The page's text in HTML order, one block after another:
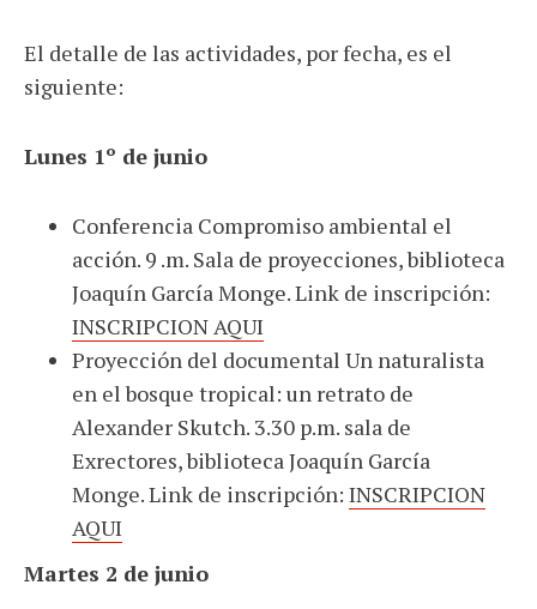
El detalle de las actividades, por fecha, es el
siguiente:
Lunes 1º de junio
Conferencia Compromiso ambiental el
acción. 9 .m. Sala de proyecciones, biblioteca
Joaquín García Monge. Link de inscripción:
INSCRIPCION AQUI
Proyección del documental Un naturalista
en el bosque tropical: un retrato de
Alexander Skutch. 3.30 p.m. sala de
Exrectores, biblioteca Joaquín García
Monge. Link de inscripción: INSCRIPCION
AQUI
Martes 2 de junio